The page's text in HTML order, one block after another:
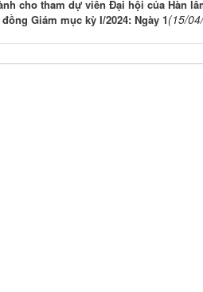
cho tham dự viên Đại hội của Hàn
Giám mục kỳ I/2024: Ngày 1(15/